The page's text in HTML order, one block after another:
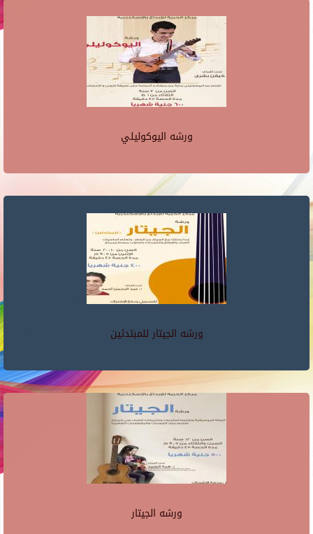
ورشه اليوكوليلي
ورشه الجيتار للمبتدئين
ورشه الجيتار